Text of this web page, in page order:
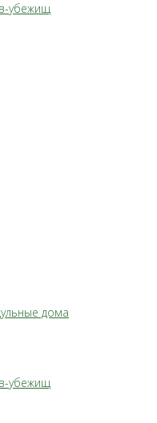
убежищ
дома
убежищ